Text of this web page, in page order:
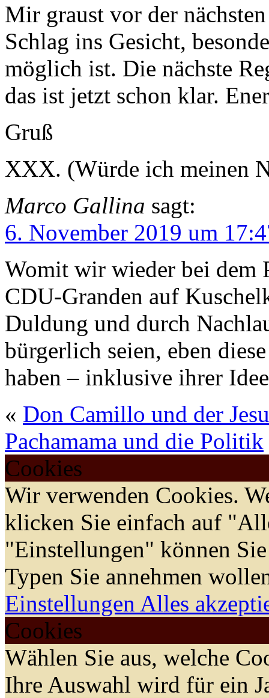
Mir graust vor der
Schlag ins Gesicht,
möglich ist. Die nächste
das ist jetzt schon klar.
Gruß
XXX. (Würde ich meinen
Marco Gallina sagt:
6. November 2019 um
Womit wir wieder bei dem
CDU-Granden auf
Duldung und durch
bürgerlich seien, eben
haben – inklusive ihrer
« Don Camillo und der
Pachamama und die Politik
Cookies
Wir verwenden Cookies.
klicken Sie einfach auf
"Einstellungen" können
Typen Sie annehmen
Einstellungen Alles
Cookies
Wählen Sie aus, welche
Ihre Auswahl wird für ein